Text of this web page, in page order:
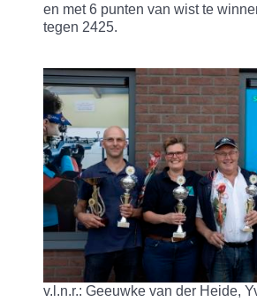
en met 6 punten van wist te
tegen 2425.
v.l.n.r.: Geeuwke van der Heide,